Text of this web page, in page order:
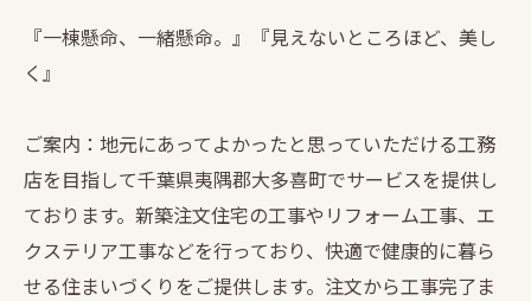
『一棟懸命、一緒懸命。』『見えないところほど、美し
く』
ご案内：地元にあってよかったと思っていただける工務
店を目指して千葉県夷隅郡大多喜町でサービスを提供し
ております。新築注文住宅の工事やリフォーム工事、エ
クステリア工事などを行っており、快適で健康的に暮ら
せる住まいづくりをご提供します。注文から工事完了ま